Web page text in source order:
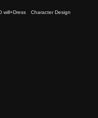
Character Design